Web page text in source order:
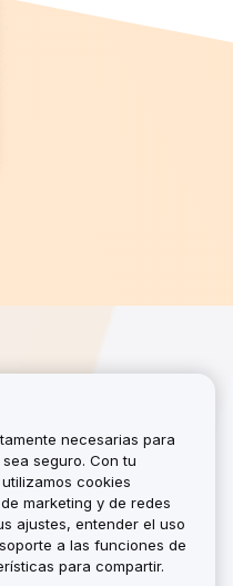
necesarias para
seguro. Con tu
cookies
marketing y de redes
ajustes, entender el uso
a las funciones de
para compartir.